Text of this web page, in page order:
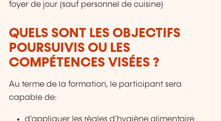
foyer de jour (sauf personnel de cuisine)
QUELS SONT LES OBJECTIFS
POURSUIVIS OU LES
COMPÉTENCES VISÉES ?
Au terme de la formation, le participant sera
capable de:
d’appliquer les règles d’hygiène alimentaire